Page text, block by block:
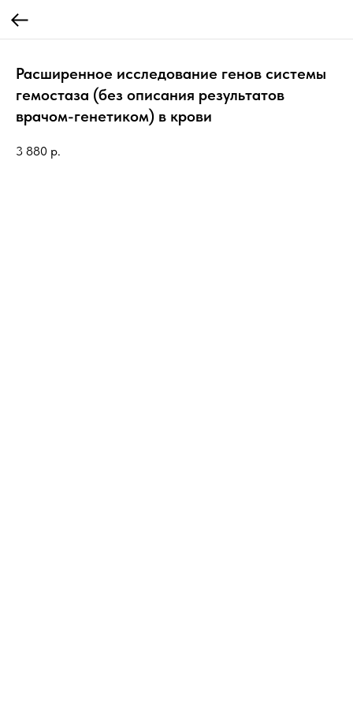
Расширенное исследование генов системы
гемостаза (без описания результатов
врачом-генетиком) в крови
3 880 р.